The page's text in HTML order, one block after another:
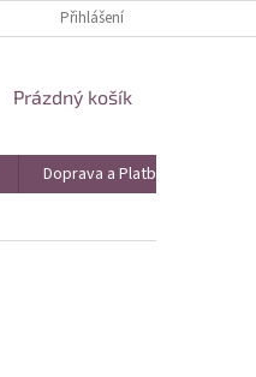
KONTAKTY
Přihlášení
NÁKUPNÍ
Prázdný košík
Doprava a Platba